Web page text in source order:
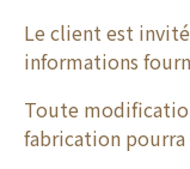
Le client est
informations
Toute
fabrication pourra